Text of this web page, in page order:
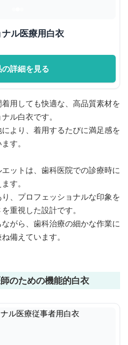
ル医療用白衣
詳細を見る
用しても快適な、高品質素材を
ル白衣です。
より、着用するたびに満足感を
す。
ットは、歯科医院での診療時に
す。
、プロフェッショナルな印象を
重視した設計です。
がら、歯科治療の細かな作業に
備えています。
のための機能的白衣